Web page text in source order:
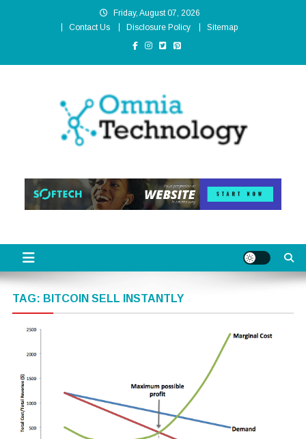
Friday, August 07, 2026
Contact Us
Disclosure Policy Sitemap
TAG: BITCOIN SELL INSTANTLY